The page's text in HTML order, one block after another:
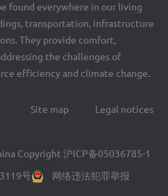
found everywhere in our living
transportation, infrastructure
They provide comfort,
the challenges of
efficiency and climate change.
Site map Legal notices
Copyright 沪ICP备05036785-1
号
网络违法犯罪举报